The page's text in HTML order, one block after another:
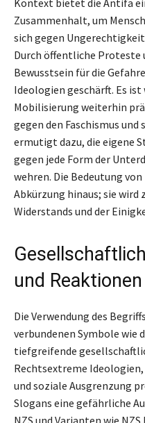
Zusammenhalt, um
sich gegen
Durch öffentliche Proteste
Bewusstsein für die
Ideologien geschärft. Es
Mobilisierung weiterhin
gegen den Faschismus und
ermutigt dazu, die eigene
gegen jede Form der
wehren. Die Bedeutung
Abkürzung hinaus; sie wird
Widerstands und der
und Reaktionen
Die Verwendung des
verbundenen Symbole wie
tiefgreifende
Rechtsextreme
und soziale Ausgrenzung
Slogans eine gefährliche
NZS und Varianten wie